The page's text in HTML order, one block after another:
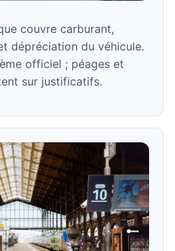
couvre carburant,
dépréciation du véhicule.
officiel ; péages et
sur justificatifs.